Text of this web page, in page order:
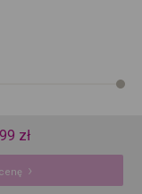
99 zł